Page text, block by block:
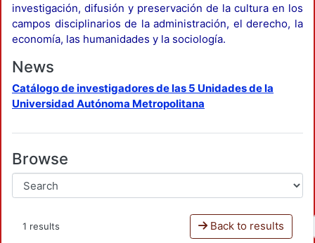
investigación, difusión y preservación de la cultura en los
campos disciplinarios de la administración, el derecho, la
economía, las humanidades y la sociología.
News
Catálogo de investigadores de las 5 Unidades de la
Universidad Autónoma Metropolitana
Browse
1 results Back to results